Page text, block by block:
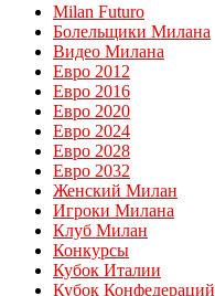
Milan Futuro
Болельщики Милана
Видео Милана
Евро 2012
Евро 2016
Евро 2020
Евро 2024
Евро 2028
Евро 2032
Женский Милан
Игроки Милана
Клуб Милан
Конкурсы
Кубок Италии
Кубок Конфедераций